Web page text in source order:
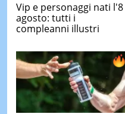
Vip e personaggi nati l'8
agosto: tutti i
compleanni illustri